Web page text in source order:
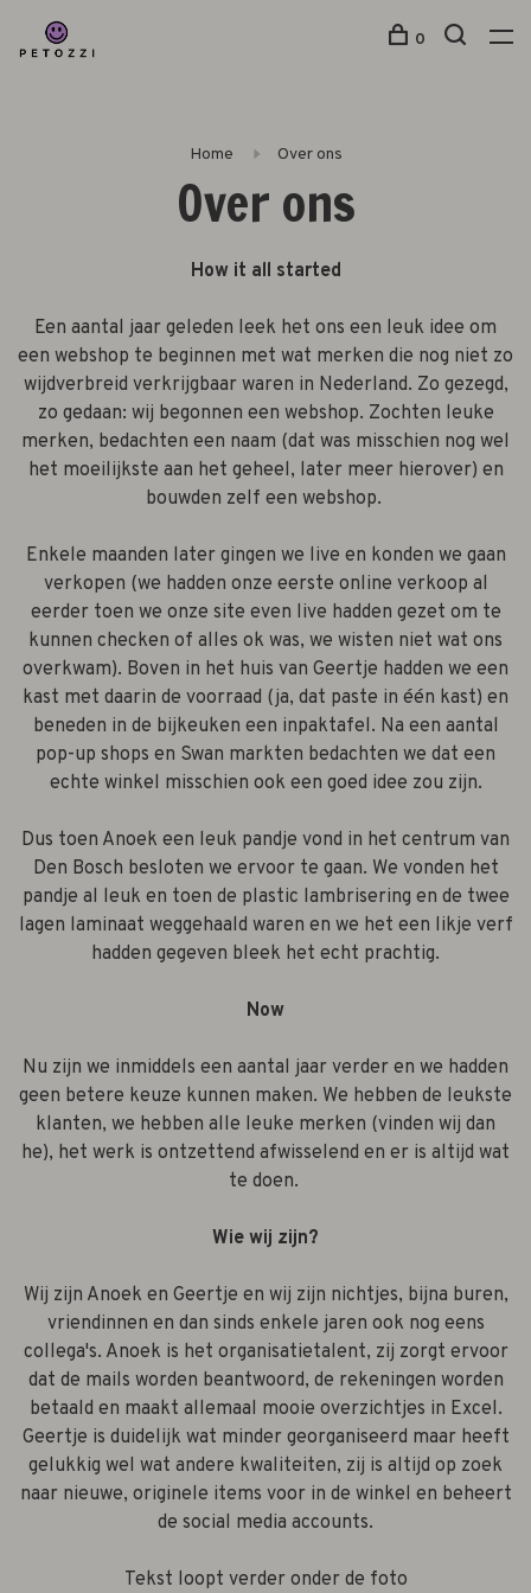
0
Home Over ons
Over ons
How it all started
Een aantal jaar geleden leek het ons een leuk idee om
een webshop te beginnen met wat merken die nog niet zo
wijdverbreid verkrijgbaar waren in Nederland. Zo gezegd,
zo gedaan: wij begonnen een webshop. Zochten leuke
merken, bedachten een naam (dat was misschien nog wel
het moeilijkste aan het geheel, later meer hierover) en
bouwden zelf een webshop.
Enkele maanden later gingen we live en konden we gaan
verkopen (we hadden onze eerste online verkoop al
eerder toen we onze site even live hadden gezet om te
kunnen checken of alles ok was, we wisten niet wat ons
overkwam). Boven in het huis van Geertje hadden we een
kast met daarin de voorraad (ja, dat paste in één kast) en
beneden in de bijkeuken een inpaktafel. Na een aantal
pop-up shops en Swan markten bedachten we dat een
echte winkel misschien ook een goed idee zou zijn.
Dus toen Anoek een leuk pandje vond in het centrum van
Den Bosch besloten we ervoor te gaan. We vonden het
pandje al leuk en toen de plastic lambrisering en de twee
lagen laminaat weggehaald waren en we het een likje verf
hadden gegeven bleek het echt prachtig.
Now
Nu zijn we inmiddels een aantal jaar verder en we hadden
geen betere keuze kunnen maken. We hebben de leukste
klanten, we hebben alle leuke merken (vinden wij dan
he), het werk is ontzettend afwisselend en er is altijd wat
te doen.
Wie wij zijn?
Wij zijn Anoek en Geertje en wij zijn nichtjes, bijna buren,
vriendinnen en dan sinds enkele jaren ook nog eens
collega's. Anoek is het organisatietalent, zij zorgt ervoor
dat de mails worden beantwoord, de rekeningen worden
betaald en maakt allemaal mooie overzichtjes in Excel.
Geertje is duidelijk wat minder georganiseerd maar heeft
gelukkig wel wat andere kwaliteiten, zij is altijd op zoek
naar nieuwe, originele items voor in de winkel en beheert
de social media accounts.
Tekst loopt verder onder de foto